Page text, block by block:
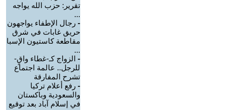
تقرير: حزب الله يواجه
...
- رجال الإطفاء يواجهون
حريق غابات في شرق
مقاطعة كاستيون الإسبا
...
- الزواج كـ-غطاء واقٍ-
للرجل.. عالمة اجتماع
تشرح المفارقة
- رفع أعلام تركيا
والسعودية وباكستان
في إسلام آباد بعد توقيع